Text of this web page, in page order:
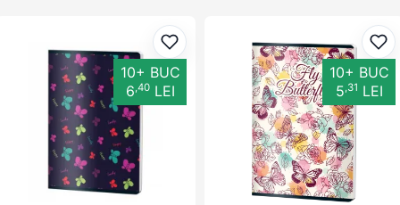
Adaugă la favorite
10+ BUC
6,40LEI
10+ BUC
5,31 LEI